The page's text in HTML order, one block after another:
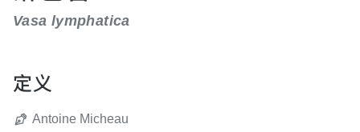
Vasa lymphatica
定义
Antoine Micheau